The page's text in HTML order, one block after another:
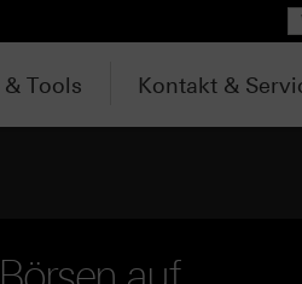
Tools Kontakt &